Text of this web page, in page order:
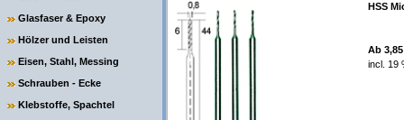
Glasfaser & Epoxy
Hölzer und Leisten
Eisen, Stahl, Messing
Schrauben - Ecke
Klebstoffe, Spachtel
HSS
Ab
incl. 19